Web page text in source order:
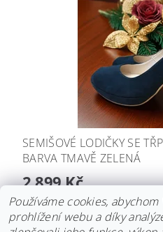
SEMIŠOVÉ LODIČKY SE
BARVA TMAVĚ ZELENÁ
2 899 Kč
Používáme cookies,
prohlížení webu a díky